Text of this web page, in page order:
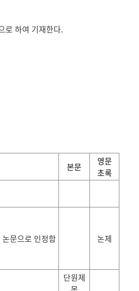
로 하여 기재한다.
본문
영문
초록
문으로 인정함 논제
단원제